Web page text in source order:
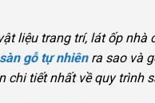
liệu trang trí, lát ốp
gỗ tự nhiênra sao và
chi tiết nhất về quy trình